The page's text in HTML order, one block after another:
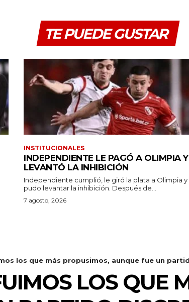
TE PUEDE GUSTAR
INSTITUCIONALES
INDEPENDIENTE LE PAGÓ A OLIMPIA Y
LEVANTÓ LA INHIBICIÓN
Independiente cumplió, le giró la plata a Olimpia y
pudo levantar la inhibición. Después de...
7 agosto, 2026